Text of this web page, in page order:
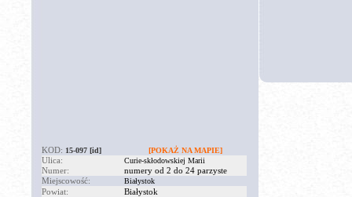
KOD: 15-097 [id] [POKAŻ NA MAPIE]
Ulica: Curie-skłodowskiej Marii
Numer:
numery od 2 do 24 parzyste
Miejscowość:
Białystok
Powiat:
Białystok